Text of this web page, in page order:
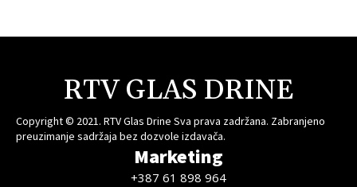
RTV GLAS DRINE
Copyright © 2021. RTV Glas Drine Sva prava zadržana. Zabranjeno
preuzimanje sadržaja bez dozvole izdavača.
Marketing
+387 61 898 964